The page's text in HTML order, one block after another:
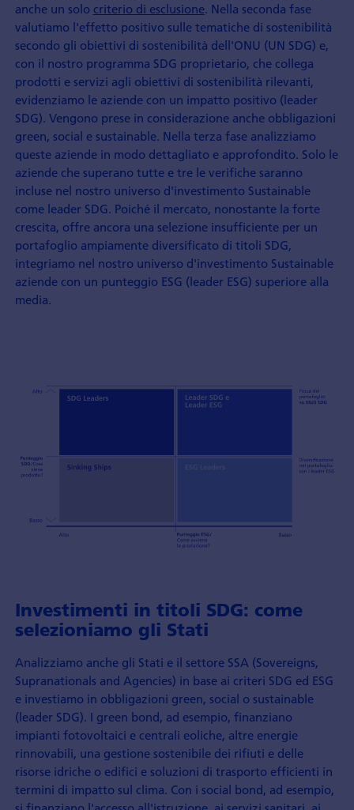
anche un solo criterio di esclusione. Nella seconda fase
valutiamo l'effetto positivo sulle tematiche di sostenibilità
secondo gli obiettivi di sostenibilità dell'ONU (UN SDG) e,
con il nostro programma SDG proprietario, che collega
prodotti e servizi agli obiettivi di sostenibilità rilevanti,
evidenziamo le aziende con un impatto positivo (leader
SDG). Vengono prese in considerazione anche obbligazioni
green, social e sustainable. Nella terza fase analizziamo
queste aziende in modo dettagliato e approfondito. Solo le
aziende che superano tutte e tre le verifiche saranno
incluse nel nostro universo d'investimento Sustainable
come leader SDG. Poiché il mercato, nonostante la forte
crescita, offre ancora una selezione insufficiente per un
portafoglio ampiamente diversificato di titoli SDG,
integriamo nel nostro universo d'investimento Sustainable
aziende con un punteggio ESG (leader ESG) superiore alla
media.
Investimenti in titoli SDG: come
selezioniamo gli Stati
Analizziamo anche gli Stati e il settore SSA (Sovereigns,
Supranationals and Agencies) in base ai criteri SDG ed ESG
e investiamo in obbligazioni green, social o sustainable
(leader SDG). I green bond, ad esempio, finanziano
impianti fotovoltaici e centrali eoliche, altre energie
rinnovabili, una gestione sostenibile dei rifiuti e delle
risorse idriche o edifici e soluzioni di trasporto efficienti in
termini di impatto sul clima. Con i social bond, ad esempio,